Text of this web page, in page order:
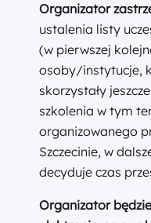
Organizator
ustalenia listy
(w pierwszej
osoby/instytucje,
skorzystały
szkolenia w tym
organizowanego
Szczecinie, w
decyduje czas
Organizator